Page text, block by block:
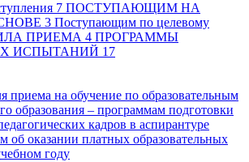
7 ПОСТУПАЮЩИМ НА
3 Поступающим по целевому
ПРИЕМА 4 ПРОГРАММЫ
ИСПЫТАНИЙ 17
приема на обучение по образовательным
образования – программам подготовки
кадров в аспирантуре
оказании платных образовательных
году